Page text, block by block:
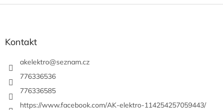
p
v
Z
Kontakt
akelektro@seznam.cz
776336536
776336585
https://www.facebook.com/AK-elektro-114254257059443/